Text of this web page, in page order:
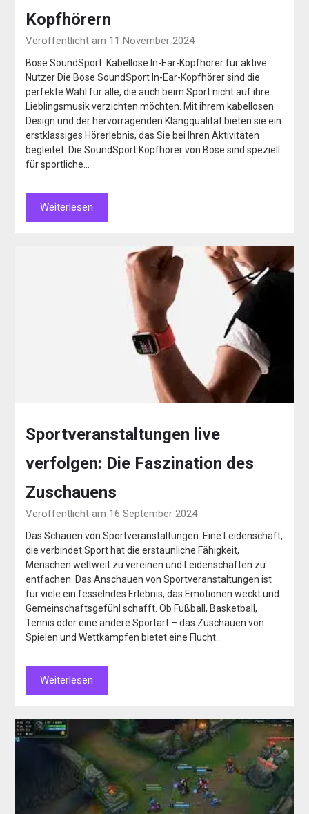
Kopfhörern
Veröffentlicht am 11 November 2024
Bose SoundSport: Kabellose In-Ear-Kopfhörer für aktive
Nutzer Die Bose SoundSport In-Ear-Kopfhörer sind die
perfekte Wahl für alle, die auch beim Sport nicht auf ihre
Lieblingsmusik verzichten möchten. Mit ihrem kabellosen
Design und der hervorragenden Klangqualität bieten sie ein
erstklassiges Hörerlebnis, das Sie bei Ihren Aktivitäten
begleitet. Die SoundSport Kopfhörer von Bose sind speziell
für sportliche…
Weiterlesen
Sportveranstaltungen live
verfolgen: Die Faszination des
Zuschauens
Veröffentlicht am 16 September 2024
Das Schauen von Sportveranstaltungen: Eine Leidenschaft,
die verbindet Sport hat die erstaunliche Fähigkeit,
Menschen weltweit zu vereinen und Leidenschaften zu
entfachen. Das Anschauen von Sportveranstaltungen ist
für viele ein fesselndes Erlebnis, das Emotionen weckt und
Gemeinschaftsgefühl schafft. Ob Fußball, Basketball,
Tennis oder eine andere Sportart – das Zuschauen von
Spielen und Wettkämpfen bietet eine Flucht…
Weiterlesen